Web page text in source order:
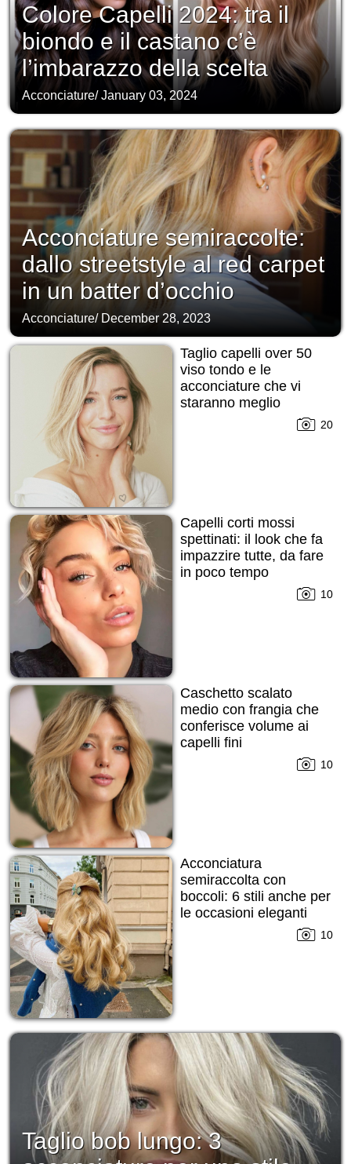
Colore Capelli 2024: tra il
biondo e il castano c’è
l’imbarazzo della scelta
Acconciature/January 03, 2024
Acconciature semiraccolte:
dallo streetstyle al red carpet
in un batter d’occhio
Acconciature/ December 28, 2023
Taglio capelli over 50
viso tondo e le
acconciature che vi
staranno meglio
20
Capelli corti mossi
spettinati: il look che fa
impazzire tutte, da fare
in poco tempo
10
Caschetto scalato
medio con frangia che
conferisce volume ai
capelli fini
10
Acconciatura
semiraccolta con
boccoli: 6 stili anche per
le occasioni eleganti
10
Taglio bob lungo: 3